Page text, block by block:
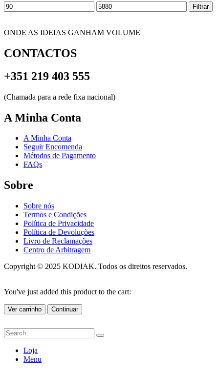
Preço
mínimo
Preço
máximo
Filtrar
ONDE AS IDEIAS GANHAM VOLUME
CONTACTOS
+351 219 403 555
(Chamada para a rede fixa nacional)
A Minha Conta
A Minha Conta
Seguir Encomenda
Métodos de Pagamento
FAQs
Sobre
Sobre nós
Termos e Condições
Política de Privacidade
Política de Devoluções
Livro de Reclamações
Centro de Arbitragem
Copyright © 2025 KODIAK. Todos os direitos reservados.
You've just added this product to the cart:
Ver carrinho Continuar
Loja
Menu